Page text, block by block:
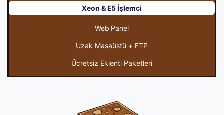
Xeon & E5 İşlemci
Web Panel
Uzak Masaüstü + FTP
Ücretsiz Eklenti Paketleri